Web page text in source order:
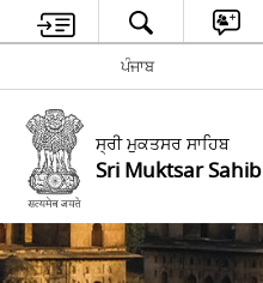
ਪੰਜਾਬ
ਸ੍ਰੀ ਮੁਕਤਸਰ ਸਾਹਿਬ
Sri Muktsar Sahib